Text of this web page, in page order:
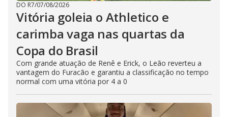
DO R7/07/08/2026
Vitória goleia o Athletico e
carimba vaga nas quartas da
Copa do Brasil
Com grande atuação de Renê e Erick, o Leão reverteu a
vantagem do Furacão e garantiu a classificação no tempo
normal com uma vitória por 4 a 0